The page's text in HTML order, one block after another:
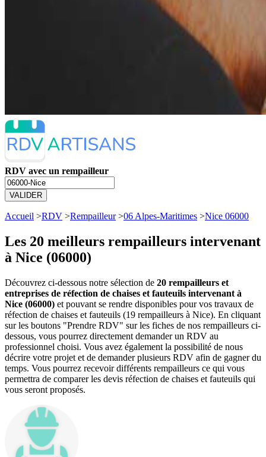
RDV avec un rempailleur
VALIDER
Accueil >RDV >Rempailleur>06 Alpes-Maritimes >Nice 06000
Les 20 meilleurs rempailleurs intervenant
à Nice (06000)
Découvrez ci-dessous notre sélection de 20 rempailleurs et
entreprises de réfection de chaises et fauteuils intervenant à
Nice (06000) et pouvant se rendre disponibles pour vos travaux de
réfection de chaises et fauteuils (19 rempailleurs à Nice). En cliquant
sur les boutons "Prendre RDV" sur les fiches de nos rempailleurs ci-
dessous, vous pourrez directement demander un RDV au
professionnel choisi. Vous avez également la possibilité de nous
décrire votre projet et de demander plusieurs RDV afin de gagner du
temps. Vous pourrez recevoir différents rempailleurs ce qui vous
permettra de comparer les devis réfection de chaises et fauteuils qui
vous seront proposés.